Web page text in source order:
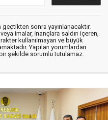
geçtikten sonra yayınlanacaktır.
imalar, inançlara saldırı içeren,
kullanılmayan ve büyük
Yapılan yorumlardan
şekilde sorumlu tutulamaz.